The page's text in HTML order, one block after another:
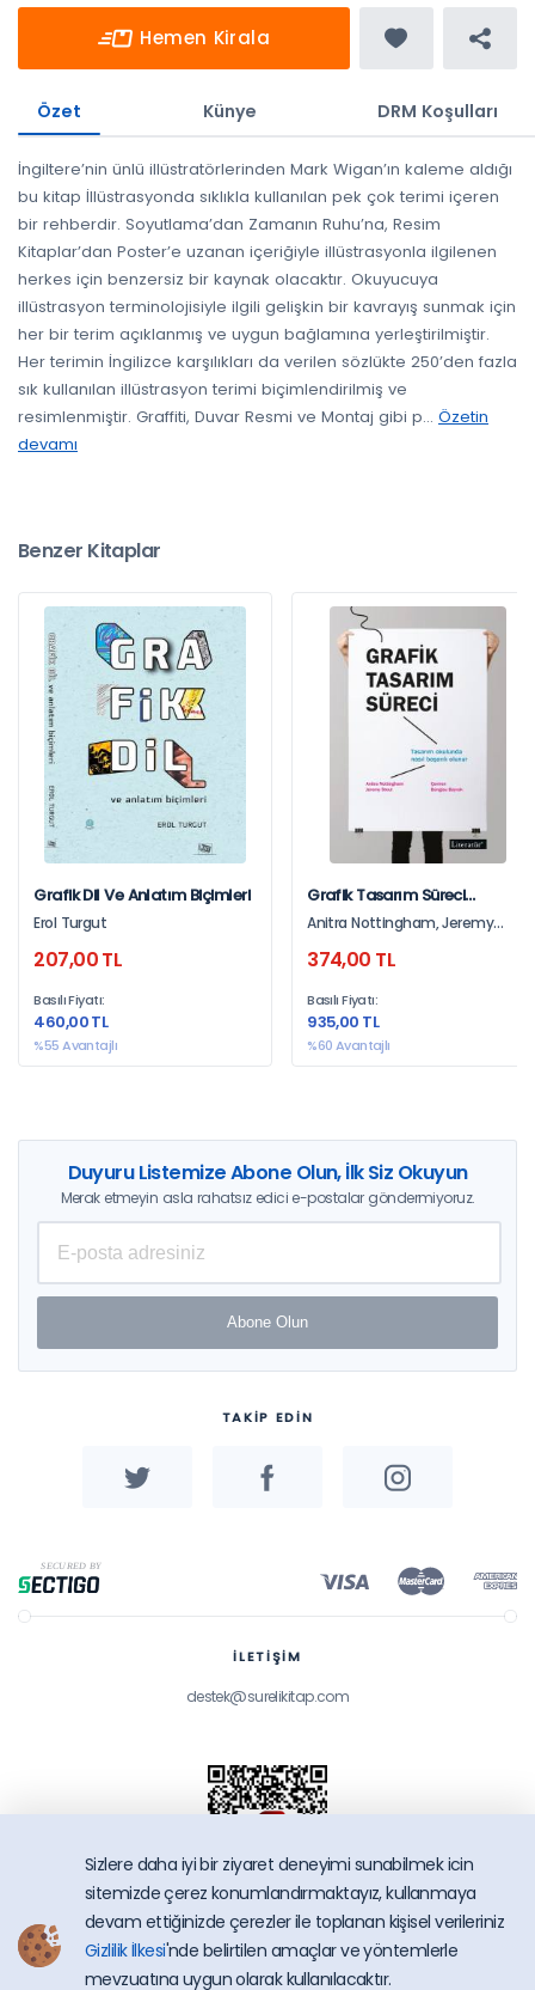
Hemen Kirala
Özet Künye DRM Koşulları
İngiltere’nin ünlü illüstratörlerinden Mark Wigan’ın kaleme aldığı
bu kitap İllüstrasyonda sıklıkla kullanılan pek çok terimi içeren
bir rehberdir. Soyutlama’dan Zamanın Ruhu’na, Resim
Kitaplar’dan Poster’e uzanan içeriğiyle illüstrasyonla ilgilenen
herkes için benzersiz bir kaynak olacaktır. Okuyucuya
illüstrasyon terminolojisiyle ilgili gelişkin bir kavrayış sunmak için
her bir terim açıklanmış ve uygun bağlamına yerleştirilmiştir.
Her terimin İngilizce karşılıkları da verilen sözlükte 250’den fazla
sık kullanılan illüstrasyon terimi biçimlendirilmiş ve
resimlenmiştir. Graffiti, Duvar Resmi ve Montaj gibi p... Özetin
devamı
Benzer Kitaplar
Grafik Dil Ve Anlatım Biçimleri
Erol Turgut
207,00 TL
Basılı Fiyatı:
460,00 TL
%55 Avantajlı
Grafik Tasarım Süreci
Tasarım Okulunda Nasıl
Başarlı Olunur
Anitra Nottingham, Jeremy
374,00 TL
Basılı Fiyatı:
935,00 TL
%60 Avantajlı
Duyuru Listemize Abone Olun, İlk Siz Okuyun
Merak etmeyin asla rahatsız edici e-postalar göndermiyoruz.
Abone Olun
TAKİP EDİN
İLETİŞİM
destek@surelikitap.com
SüreliKitap.com
Sizlere daha iyi bir ziyaret deneyimi sunabilmek icin
sitemizde çerez konumlandırmaktayız, kullanmaya
devam ettiğinizde çerezler ile toplanan kişisel verileriniz
Gizlilik İlkesi'nde belirtilen amaçlar ve yöntemlerle
mevzuatına uygun olarak kullanılacaktır.